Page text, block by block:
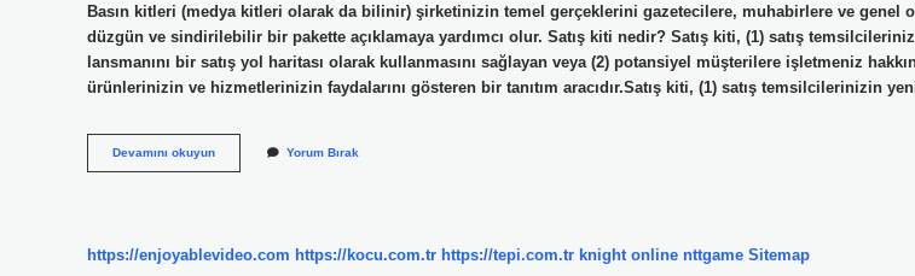
Basın kitleri (medya kitleri olarak da bilinir) şirketinizin temel gerçeklerini gazetecilere, muhabirlere ve genel
düzgün ve sindirilebilir bir pakette açıklamaya yardımcı olur. Satış kiti nedir? Satış kiti, (1) satış
lansmanını bir satış yol haritası olarak kullanmasını sağlayan veya (2) potansiyel müşterilere işletmeniz
ürünlerinizin ve hizmetlerinizin faydalarını gösteren bir tanıtım aracıdır.Satış kiti, (1) satış temsilcilerinizin
Devamını okuyunTanıtım
Kiti
Yorum Bırak
https://enjoyablevideo.com https://kocu.com.tr https://tepi.com.tr knight online nttgame Sitemap